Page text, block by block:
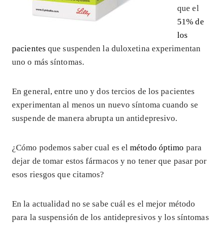
que el
51% de
los
pacientes que suspenden la duloxetina experimentan
uno o más síntomas.
En general, entre uno y dos tercios de los pacientes
experimentan al menos un nuevo síntoma cuando se
suspende de manera abrupta un antidepresivo.
¿Cómo podemos saber cual es elmétodo óptimo para
dejar de tomar estos fármacos y no tener que pasar por
esos riesgos que citamos?
En la actualidad no se sabe cuál es el mejor método
para la suspensión de los antidepresivos y los síntomas